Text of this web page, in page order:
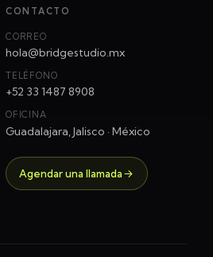
CONTACTO
CORREO
hola@bridgestudio.mx
TELÉFONO
+52 33 1487 8908
OFICINA
Guadalajara, Jalisco · México
Agendar una llamada